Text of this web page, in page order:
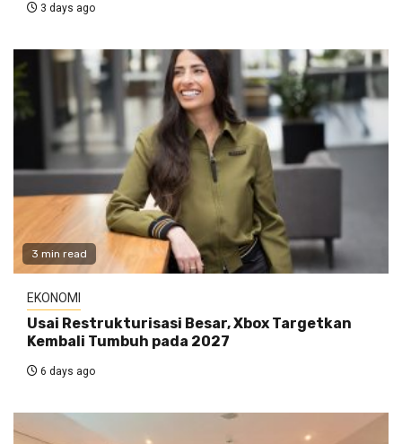
3 days ago
3 min read
EKONOMI
Usai Restrukturisasi Besar, Xbox Targetkan
Kembali Tumbuh pada 2027
6 days ago